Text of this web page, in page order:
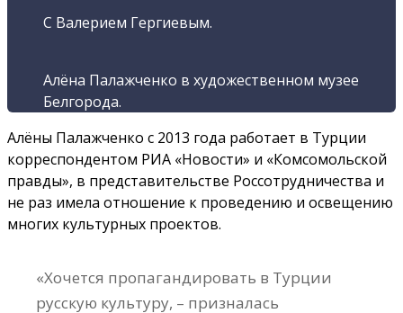
С Валерием Гергиевым.
Алёна Палажченко в художественном музее
Белгорода.
Алёны Палажченко с 2013 года работает в Турции
корреспондентом РИА «Новости» и «Комсомольской
правды», в представительстве Россотрудничества и
не раз имела отношение к проведению и освещению
многих культурных проектов.
«Хочется пропагандировать в Турции
русскую культуру, – призналась